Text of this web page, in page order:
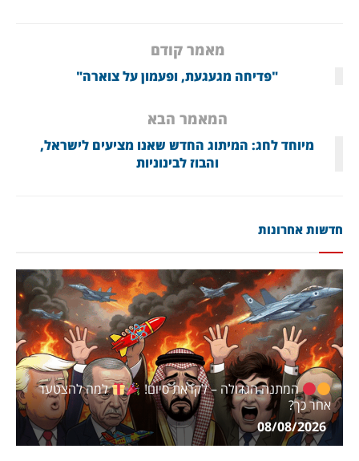
מאמר קודם
"פדיחה מגעגעת, ופעמון על צוארה"
המאמר הבא
מיוחד לחג: המיתוג החדש שאנו מציעים לישראל,
והבוז לבינוניות
חדשות אחרונות
המתנה הגדולה – לקראת סיום!
למה להצטער
אחר כך?
08/08/2026